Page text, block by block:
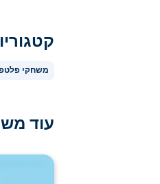
משחקי
עוד